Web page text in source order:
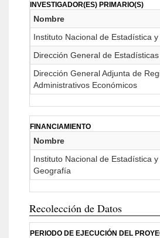
INVESTIGADOR(ES) PRIMARIO(S)
Nombre
Instituto Nacional de Estadística
Dirección General de
Dirección General Adjunta de
Administrativos Económicos
FINANCIAMIENTO
Nombre
Instituto Nacional de Estadística y
Geografía
Recolección de Datos
PERIODO DE EJECUCIÓN DEL